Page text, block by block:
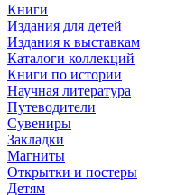
Книги
Издания для детей
Издания к выставкам
Каталоги коллекций
Книги по истории
Научная литература
Путеводители
Сувениры
Закладки
Магниты
Открытки и постеры
Детям